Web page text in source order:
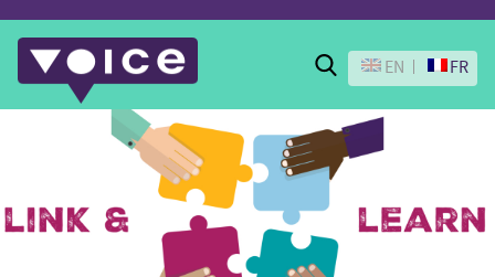
Search
EN FR